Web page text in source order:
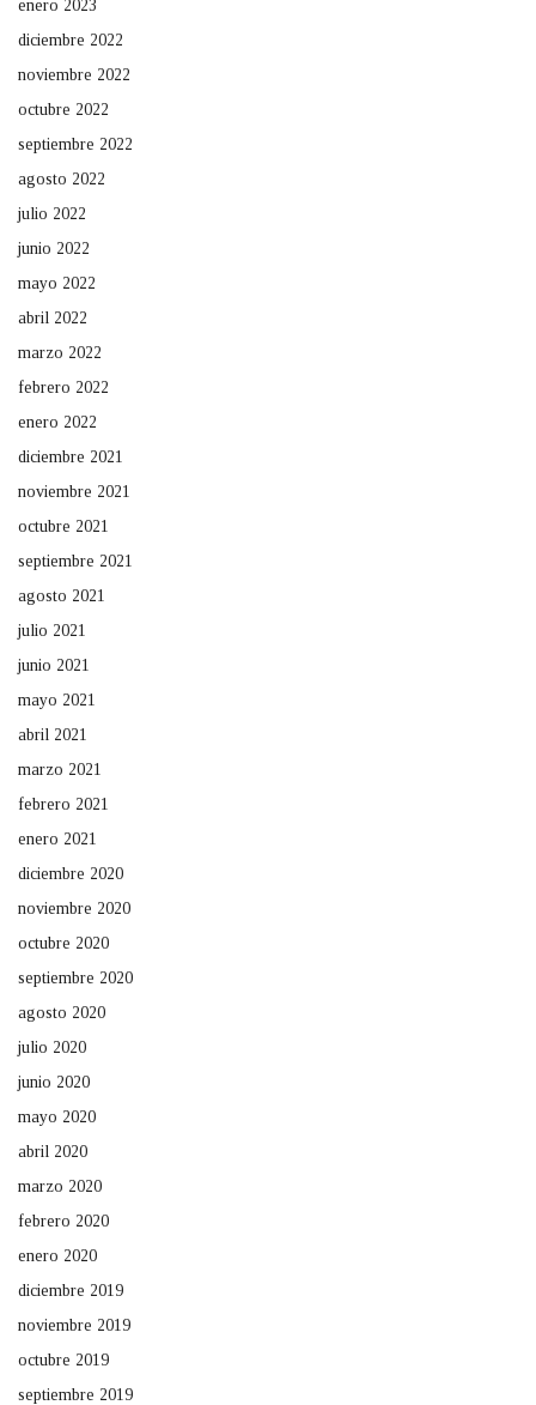
enero 2023
diciembre 2022
noviembre 2022
octubre 2022
septiembre 2022
agosto 2022
julio 2022
junio 2022
mayo 2022
abril 2022
marzo 2022
febrero 2022
enero 2022
diciembre 2021
noviembre 2021
octubre 2021
septiembre 2021
agosto 2021
julio 2021
junio 2021
mayo 2021
abril 2021
marzo 2021
febrero 2021
enero 2021
diciembre 2020
noviembre 2020
octubre 2020
septiembre 2020
agosto 2020
julio 2020
junio 2020
mayo 2020
abril 2020
marzo 2020
febrero 2020
enero 2020
diciembre 2019
noviembre 2019
octubre 2019
septiembre 2019